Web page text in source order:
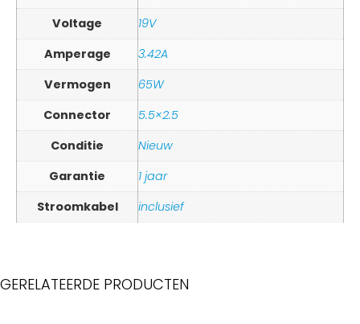
Voltage
19V
Amperage
3.42A
Vermogen
65W
Connector
5.5×2.5
Conditie
Nieuw
Garantie
1 jaar
Stroomkabel
inclusief
GERELATEERDE PRODUCTEN